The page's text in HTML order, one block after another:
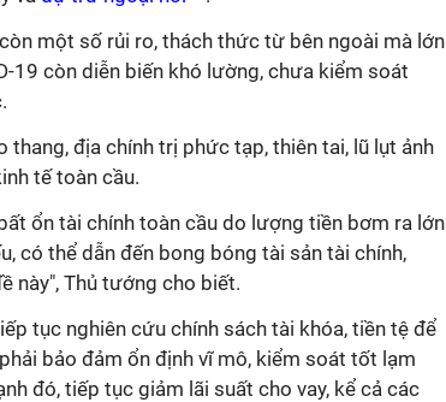
một số rủi ro, thách thức từ bên ngoài mà lớn
19 còn diễn biến khó lường, chưa kiểm soát
thang, địa chính trị phức tạp, thiên tai, lũ lụt ảnh
tế toàn cầu.
ổn tài chính toàn cầu do lượng tiền bơm ra lớn
có thể dẫn đến bong bóng tài sản tài chính,
này", Thủ tướng cho biết.
tục nghiên cứu chính sách tài khóa, tiền tệ để
bảo đảm ổn định vĩ mô, kiểm soát tốt lạm
đó, tiếp tục giảm lãi suất cho vay, kể cả các